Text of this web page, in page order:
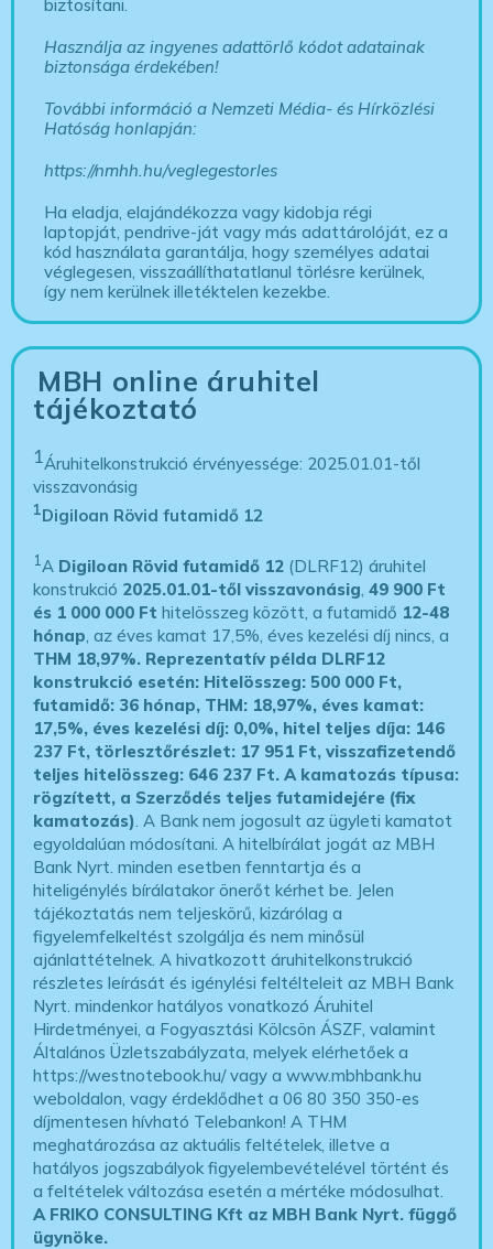
biztosítani.
Használja az ingyenes adattörlő kódot adatainak
biztonsága érdekében!
További információ a Nemzeti Média- és Hírközlési
Hatóság honlapján:
https://nmhh.hu/veglegestorles
Ha eladja, elajándékozza vagy kidobja régi
laptopját, pendrive-ját vagy más adattárolóját, ez a
kód használata garantálja, hogy személyes adatai
véglegesen, visszaállíthatatlanul törlésre kerülnek,
így nem kerülnek illetéktelen kezekbe.
MBH online áruhitel
tájékoztató
1Áruhitelkonstrukció érvényessége: 2025.01.01-től
visszavonásig
1Digiloan Rövid futamidő 12
1A Digiloan Rövid futamidő 12 (DLRF12) áruhitel
konstrukció 2025.01.01-től visszavonásig,49 900 Ft
és 1 000 000 Ft hitelösszeg között, a futamidő 12-48
hónap, az éves kamat 17,5%, éves kezelési díj nincs, a
THM 18,97%. Reprezentatív példa DLRF12
konstrukció esetén: Hitelösszeg: 500 000 Ft,
futamidő: 36 hónap, THM: 18,97%, éves kamat:
17,5%, éves kezelési díj: 0,0%, hitel teljes díja: 146
237 Ft, törlesztőrészlet: 17 951 Ft, visszafizetendő
teljes hitelösszeg: 646 237 Ft.A kamatozás típusa:
rögzített, a Szerződés teljes futamidejére (fix
kamatozás). A Bank nem jogosult az ügyleti kamatot
egyoldalúan módosítani. A hitelbírálat jogát az MBH
Bank Nyrt. minden esetben fenntartja és a
hiteligénylés bírálatakor önerőt kérhet be. Jelen
tájékoztatás nem teljeskörű, kizárólag a
figyelemfelkeltést szolgálja és nem minősül
ajánlattételnek. A hivatkozott áruhitelkonstrukció
részletes leírását és igénylési feltélteleit az MBH Bank
Nyrt. mindenkor hatályos vonatkozó Áruhitel
Hirdetményei, a Fogyasztási Kölcsön ÁSZF, valamint
Általános Üzletszabályzata, melyek elérhetőek a
https://westnotebook.hu/vagy a www.mbhbank.hu
weboldalon, vagy érdeklődhet a 06 80 350 350-es
díjmentesen hívható Telebankon! A THM
meghatározása az aktuális feltételek, illetve a
hatályos jogszabályok figyelembevételével történt és
a feltételek változása esetén a mértéke módosulhat.
A FRIKO CONSULTING Kft az MBH Bank Nyrt. függő
ügynöke.